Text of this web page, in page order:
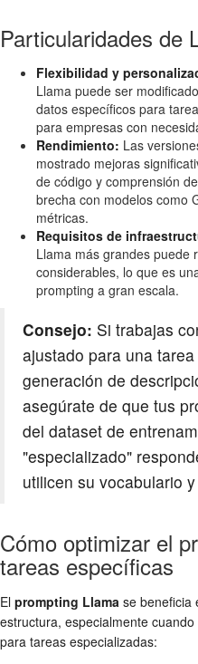
Particularidades de
Flexibilidad y
Llama puede ser
datos específicos para
para empresas con
Rendimiento: Las
mostrado mejoras
de código y comprensión
brecha con modelos como
métricas.
Requisitos de
Llama más grandes puede
considerables, lo que es
prompting a gran escala.
Consejo: Si trabajas
ajustado para una
generación de
asegúrate de que tus
del dataset de
"especializado"
utilicen su vocabulario
Cómo optimizar el
tareas específicas
El prompting Llama se beneficia
estructura, especialmente
para tareas especializadas: